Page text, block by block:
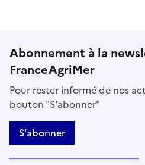
Abonnement à la
FranceAgriMer
Pour rester informé de nos
bouton "S'abonner"
S'abonner